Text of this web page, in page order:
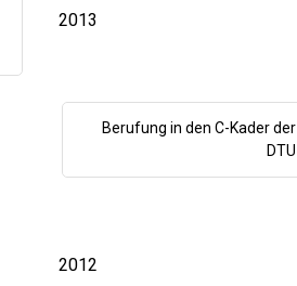
2013
Berufung in den C-Kader der
DTU
2012